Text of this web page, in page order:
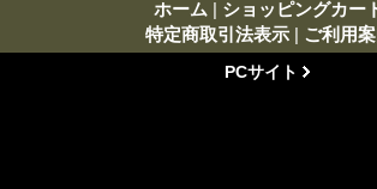
ホーム | ショッピングカー
特定商取引法表示 | ご利用
PCサイト